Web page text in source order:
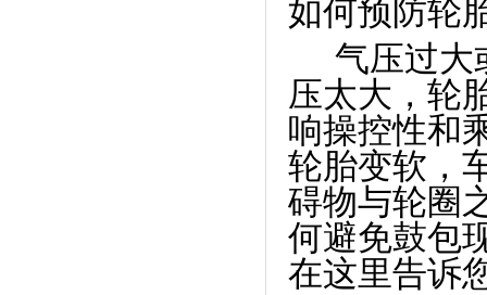
如何预防轮
气压过大
压太大，轮
响操控性和
轮胎变软，
碍物与轮圈
何避免鼓包
在这里告诉